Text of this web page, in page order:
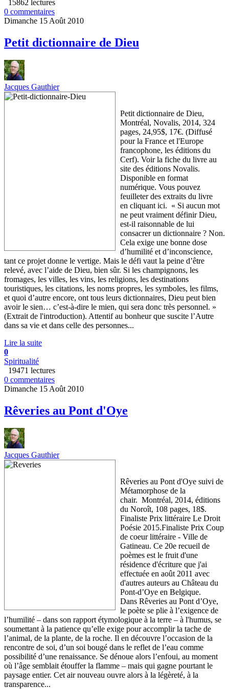
15862 lectures
0 commentaires
Dimanche 15 Août 2010
Petit dictionnaire de Dieu
Jacques Gauthier
Petit dictionnaire de Dieu,
Montréal, Novalis, 2014, 324
pages, 24,95$, 17€. (Diffusé
pour la France et l'Europe
francophone, les éditions du
Cerf). Voir la fiche du livre au
site des éditions Novalis.
Disponible en format
numérique. Vous pouvez
feuilleter des extraits du livre
en cliquant ici. « Si aucun mot
ne peut vraiment définir Dieu,
est-il raisonnable de lui
consacrer un dictionnaire ? Non.
Cela exige une bonne dose
d’humilité et d’inconscience,
tant ce projet donne le vertige. Mais le défi vaut la peine d’être
relevé, avec l’aide de Dieu, bien sûr. Si les champignons, les
fromages, les villes, les vins, les religions, les destinations
touristiques, les citations, les noms propres, les symboles, les films,
et quoi d’autre encore, ont tous leurs dictionnaires, Dieu peut bien
avoir le sien… c’est-à-dire le mien, qui sera donc très personnel. »
(Extrait de l'introduction). Attentif au bonheur que suscite l’Autre
dans sa vie et dans celle des personnes...
Lire la suite
0
Spiritualité
19471 lectures
0 commentaires
Dimanche 15 Août 2010
Rêveries au Pont d'Oye
Jacques Gauthier
Rêveries au Pont d'Oye suivi de
Métamorphose de la
chair. Montréal, 2014, éditions
du Noroît, 108 pages, 18$.
Finaliste Prix littéraire Le Droit
Poésie 2015.Finaliste Prix Coup
de coeur littéraire - Ville de
Gatineau. Ce 20e recueil de
poèmes est le fruit d'une
résidence d'écriture que j'ai
effectuée en août 2011 avec
d'autres auteurs au Château du
Pont-d’Oye en Belgique.
Dans Rêveries au Pont d’Oye,
le poète se plie à l’exigence de
l’humilité – dans son rapport étymologique à la terre – à l'humus, se
soumettant à la patience qu’elle exige pour accomplir la tache de
l’animal, de la plante, de la roche. Il en découvre l’occasion de la
rencontre de soi, d’un soi bougé dans le reflet de l’eau comme
possibilité d’une renaissance. Se dénoue alors l’enfoui, au moment
où l’âge semblait étouffer la flamme – mais qui gagne pourtant le
paysage entier. Cet air nouveau ouvre alors à la légèreté, à la
transparence...